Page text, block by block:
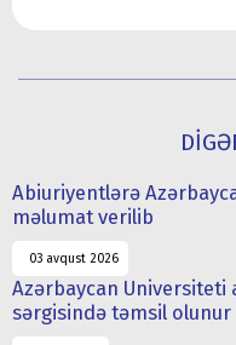
Abiuriyentlərə
məlumat verilib
03 avqust 2026
Azərbaycan Universiteti
sərgisində təmsil olunur